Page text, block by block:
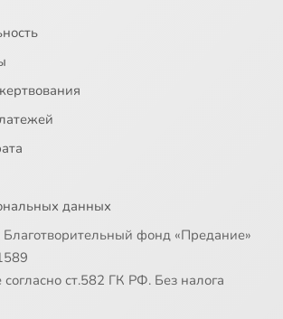
данных
фонд «Предание»
ст.582 ГК РФ. Без налога